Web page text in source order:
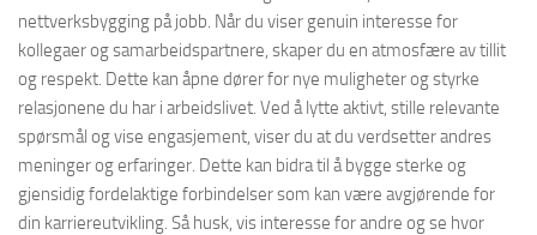
nettverksbygging på jobb. Når du viser genuin interesse for
kollegaer og samarbeidspartnere, skaper du en atmosfære av tillit
og respekt. Dette kan åpne dører for nye muligheter og styrke
relasjonene du har i arbeidslivet. Ved å lytte aktivt, stille relevante
spørsmål og vise engasjement, viser du at du verdsetter andres
meninger og erfaringer. Dette kan bidra til å bygge sterke og
gjensidig fordelaktige forbindelser som kan være avgjørende for
din karriereutvikling. Så husk, vis interesse for andre og se hvor